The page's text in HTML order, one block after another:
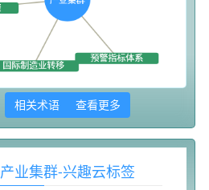
相关术语 查看更多
产业集群-兴趣云标签